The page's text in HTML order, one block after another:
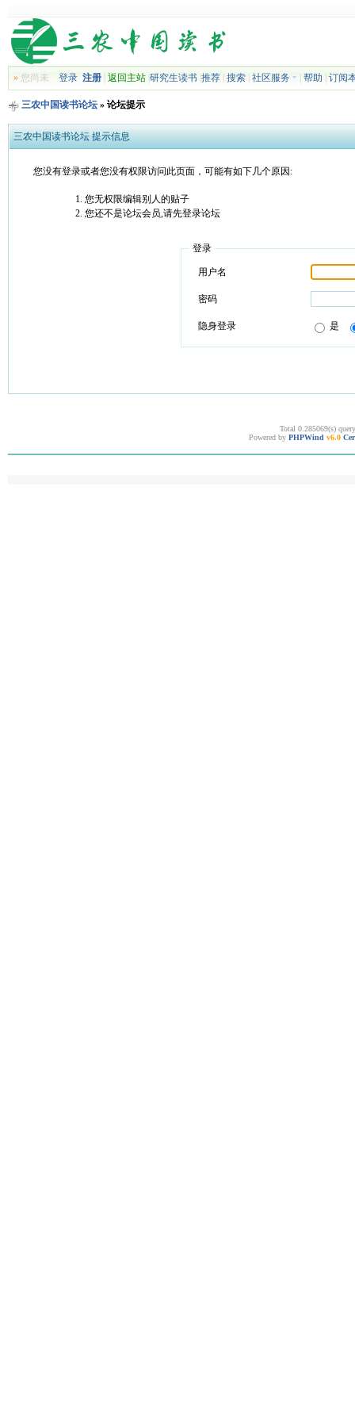
»您尚未 登录 注册| 返回主站| 研究生读书| 推荐| 搜索| 社区服务 帮助 订阅
三农中国读书论坛» 论坛提示
三农中国读书论坛 提示信息
您没有登录或者您没有权限访问此页面，可能有如下几个原因:
您无权限编辑别人的贴子
您还不是论坛会员,请先登录论坛
登录
用户名
密码
隐身登录 是
Total 0.285069(s)
Powered by PHPWind v6.0